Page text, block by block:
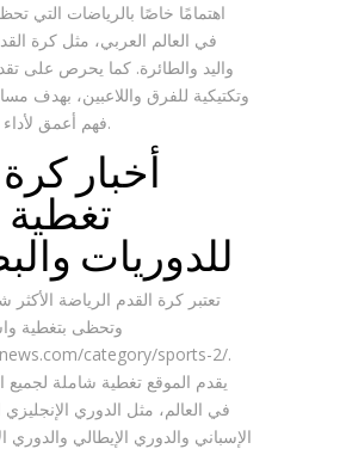
اهتمامًا خاصًا بالرياضات التي
في العالم العربي، مثل كرة
واليد والطائرة. كما يحرص على
وتكتيكية للفرق واللاعبين، بهدف
فهم أعمق لأداء اللاعبين والفرق.
أخبار
للدوريات
تعتبر كرة القدم الرياضة الأكثر
وتحظى بتغطية
category/sports-2/.
يقدم الموقع تغطية شاملة لجميع
في العالم، مثل الدوري الإنجليزي
الإسباني والدوري الإيطالي والدوري